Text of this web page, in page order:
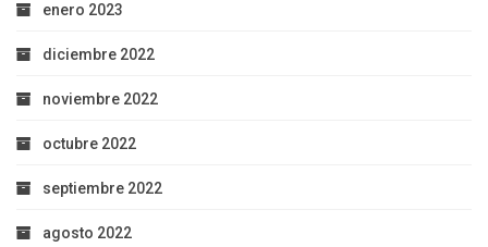
enero 2023
diciembre 2022
noviembre 2022
octubre 2022
septiembre 2022
agosto 2022